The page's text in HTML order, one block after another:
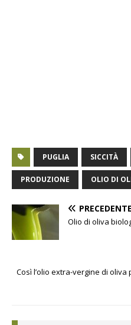
PUGLIA SICCITÀ
PRODUZIONE OLIO DI
PRECEDENTE
Olio di oliva
Così l’olio extra-vergine di oliva